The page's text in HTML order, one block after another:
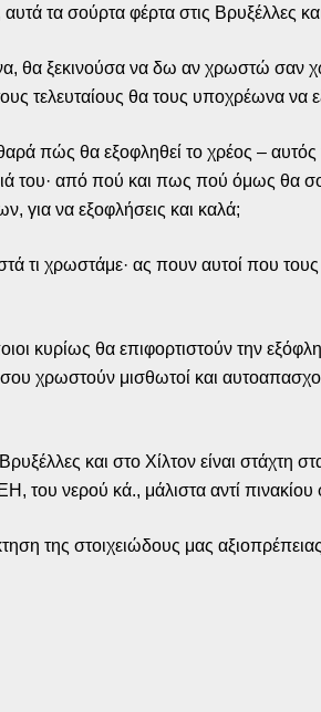
αυτά τα σούρτα φέρτα στις Βρυξέλλες
θα ξεκινούσα να δω αν χρωστώ
τελευταίους θα τους υποχρέωνα
πώς θα εξοφληθεί το χρέος –
του· από πού και πως πού όμως θα
για να εξοφλήσεις και καλά;
τι χρωστάμε· ας πουν αυτοί που
κυρίως θα επιφορτιστούν την
χρωστούν μισθωτοί και
και στο Χίλτον είναι
του νερού κά., μάλιστα αντί πινακίου
της στοιχειώδους μας